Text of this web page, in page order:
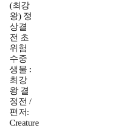
(최강
왕) 정
상결
전 초
위험
수중
생물 :
최강
왕 결
정전 /
편저:
Creature